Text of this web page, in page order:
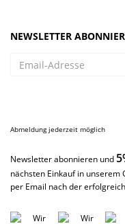
NEWSLETTER
Adresse
Abmeldung jederzeit möglich
Newsletter abonnieren und
nächsten Einkauf in unserem
per Email nach der